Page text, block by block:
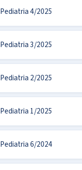
Pediatria 4/2025
Pediatria 3/2025
Pediatria 2/2025
Pediatria 1/2025
Pediatria 6/2024